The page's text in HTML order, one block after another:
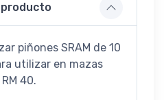
producto
piñones SRAM de 10
utilizar en mazas
40.